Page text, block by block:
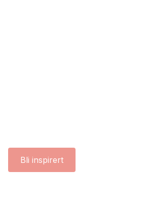
Bli inspirert